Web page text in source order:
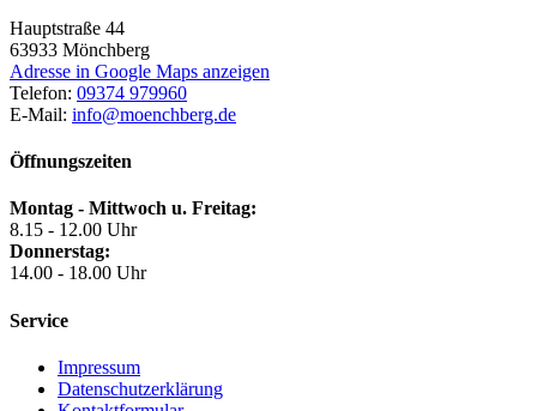
Hauptstraße 44
63933 Mönchberg
Adresse in Google Maps anzeigen
Telefon: 09374 979960
E-Mail: info@moenchberg.de
Öffnungszeiten
Montag - Mittwoch u. Freitag:
8.15 - 12.00 Uhr
Donnerstag:
14.00 - 18.00 Uhr
Service
Impressum
Datenschutzerklärung